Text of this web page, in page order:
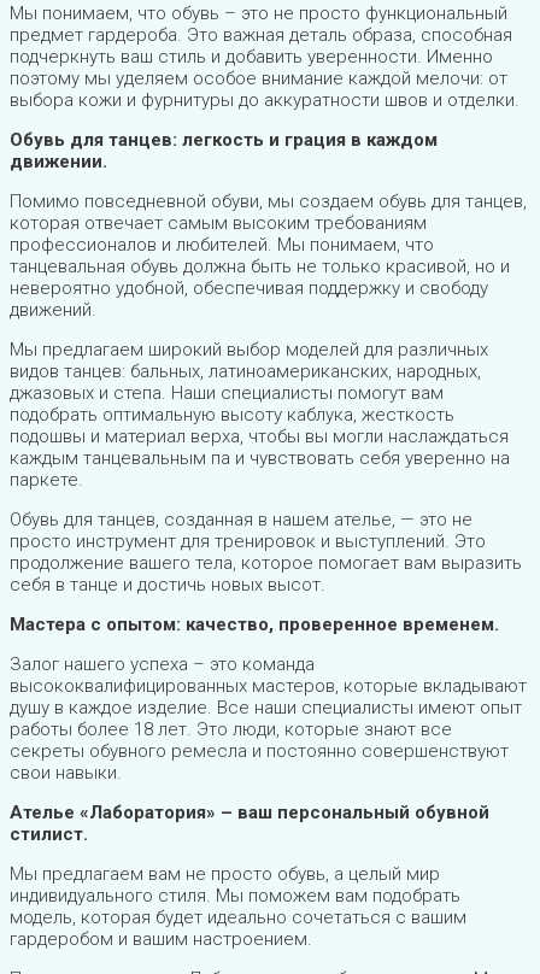
Мы понимаем, что обувь – это не просто функциональный
предмет гардероба. Это важная деталь образа, способная
подчеркнуть ваш стиль и добавить уверенности. Именно
поэтому мы уделяем особое внимание каждой мелочи: от
выбора кожи и фурнитуры до аккуратности швов и отделки.
Обувь для танцев: легкость и грация в каждом
движении.
Помимо повседневной обуви, мы создаем обувь для танцев,
которая отвечает самым высоким требованиям
профессионалов и любителей. Мы понимаем, что
танцевальная обувь должна быть не только красивой, но и
невероятно удобной, обеспечивая поддержку и свободу
движений.
Мы предлагаем широкий выбор моделей для различных
видов танцев: бальных, латиноамериканских, народных,
джазовых и степа. Наши специалисты помогут вам
подобрать оптимальную высоту каблука, жесткость
подошвы и материал верха, чтобы вы могли наслаждаться
каждым танцевальным па и чувствовать себя уверенно на
паркете.
Обувь для танцев, созданная в нашем ателье, — это не
просто инструмент для тренировок и выступлений. Это
продолжение вашего тела, которое помогает вам выразить
себя в танце и достичь новых высот.
Мастера с опытом: качество, проверенное временем.
Залог нашего успеха – это команда
высококвалифицированных мастеров, которые вкладывают
душу в каждое изделие. Все наши специалисты имеют опыт
работы более 18 лет. Это люди, которые знают все
секреты обувного ремесла и постоянно совершенствуют
свои навыки.
Ателье «Лаборатория» – ваш персональный обувной
стилист.
Мы предлагаем вам не просто обувь, а целый мир
индивидуального стиля. Мы поможем вам подобрать
модель, которая будет идеально сочетаться с вашим
гардеробом и вашим настроением.